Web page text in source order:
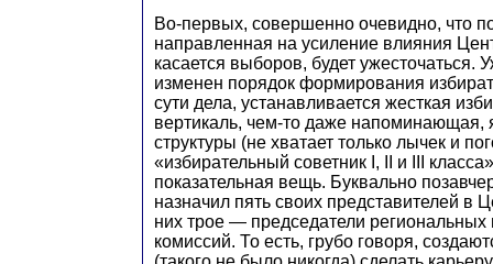
Во-первых, совершенно очевидно, что
направленная на усиление влияния
касается выборов, будет ужесточаться.
изменен порядок формирования
сути дела, устанавливается жесткая
вертикаль, чем-то даже напоминающая,
структуры (не хватает только лычек и
«избирательный советник I, II и III
показательная вещь. Буквально
назначил пять своих представителей в
них трое — председатели региональных
комиссий. То есть, грубо говоря,